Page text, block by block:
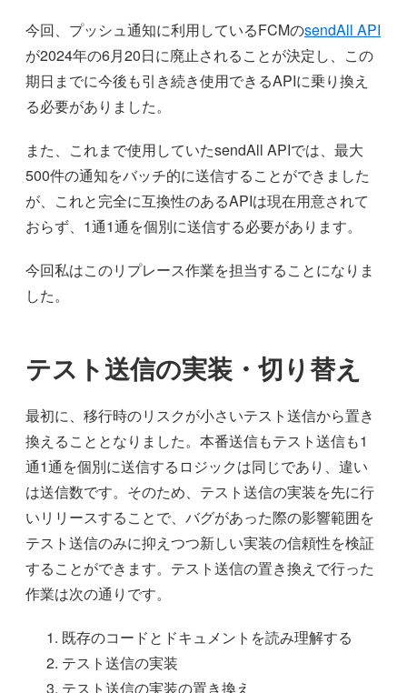
今回、プッシュ通知に利用しているFCMのsendAll API
が2024年の6月20日に廃止されることが決定し、この
期日までに今後も引き続き使用できるAPIに乗り換え
る必要がありました。
また、これまで使用していたsendAll APIでは、最大
500件の通知をバッチ的に送信することができました
が、これと完全に互換性のあるAPIは現在用意されて
おらず、1通1通を個別に送信する必要があります。
今回私はこのリプレース作業を担当することになりま
した。
テスト送信の実装・切り替え
最初に、移行時のリスクが小さいテスト送信から置き
換えることとなりました。本番送信もテスト送信も1
通1通を個別に送信するロジックは同じであり、違い
は送信数です。そのため、テスト送信の実装を先に行
いリリースすることで、バグがあった際の影響範囲を
テスト送信のみに抑えつつ新しい実装の信頼性を検証
することができます。テスト送信の置き換えで行った
作業は次の通りです。
既存のコードとドキュメントを読み理解する
テスト送信の実装
テスト送信の実装の置き換え